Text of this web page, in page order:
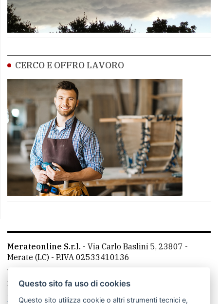
CERCO E OFFRO LAVORO
Merateonline S.r.l. - Via Carlo Baslini 5, 23807 -
Merate (LC) - P.IVA 02533410136
Telefono:
mail: redazione@merateonline.it
La redazione
CasateOnline LeccoOnline
RSS
Questo sito fa uso di cookies
Questo sito utilizza cookie o altri strumenti tecnici e,